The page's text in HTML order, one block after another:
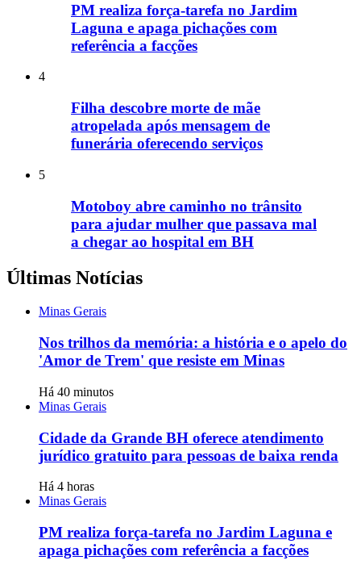
PM realiza força-tarefa no Jardim
Laguna e apaga pichações com
referência a facções
4
Filha descobre morte de mãe
atropelada após mensagem de
funerária oferecendo serviços
5
Motoboy abre caminho no trânsito
para ajudar mulher que passava mal
a chegar ao hospital em BH
Últimas Notícias
Minas Gerais
Nos trilhos da memória: a história e o apelo do
'Amor de Trem' que resiste em Minas
Há 40 minutos
Minas Gerais
Cidade da Grande BH oferece atendimento
jurídico gratuito para pessoas de baixa renda
Há 4 horas
Minas Gerais
PM realiza força-tarefa no Jardim Laguna e
apaga pichações com referência a facções